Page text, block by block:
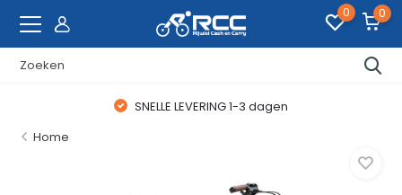
0 0
SNELLE LEVERING 1-3 dagen
Home